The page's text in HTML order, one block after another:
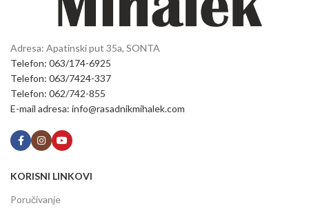
Adresa: Apatinski put 35a, SONTA
Telefon: 063/174-6925
Telefon: 063/7424-337
Telefon: 062/742-855
E-mail adresa: info@rasadnikmihalek.com
KORISNI LINKOVI
Poručivanje